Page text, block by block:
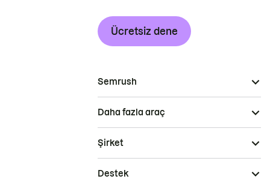
Ücretsiz dene
Semrush
Daha fazla araç
Şirket
Destek